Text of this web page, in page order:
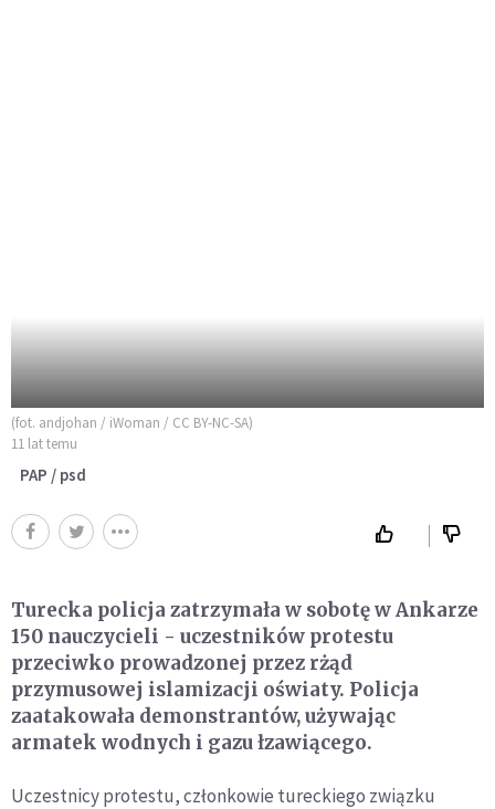
(fot. andjohan / iWoman / CC BY-NC-SA)
11 lat temu
PAP / psd
Turecka policja zatrzymała w sobotę w Ankarze
150 nauczycieli - uczestników protestu
przeciwko prowadzonej przez rżąd
przymusowej islamizacji oświaty. Policja
zaatakowała demonstrantów, używając
armatek wodnych i gazu łzawiącego.
Uczestnicy protestu, członkowie tureckiego związku